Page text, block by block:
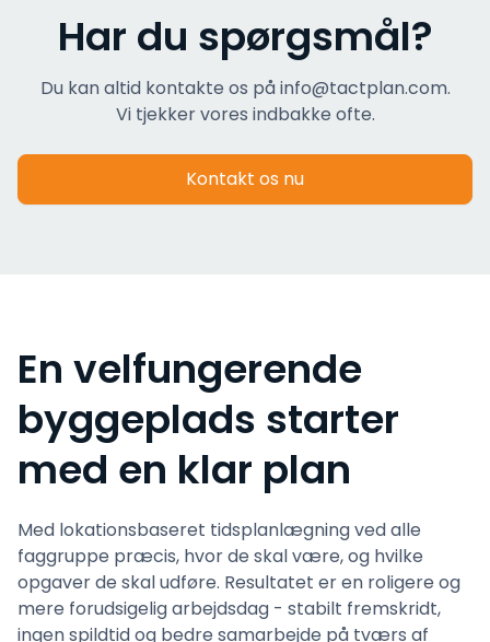
Har du spørgsmål?
Du kan altid kontakte os på info@tactplan.com.
Vi tjekker vores indbakke ofte.
Kontakt os nu
En velfungerende
byggeplads starter
med en klar plan
Med lokationsbaseret tidsplanlægning ved alle
faggruppe præcis, hvor de skal være, og hvilke
opgaver de skal udføre. Resultatet er en roligere og
mere forudsigelig arbejdsdag - stabilt fremskridt,
ingen spildtid og bedre samarbejde på tværs af